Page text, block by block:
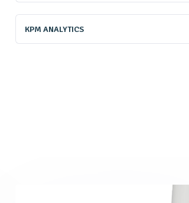
KPM ANALYTICS